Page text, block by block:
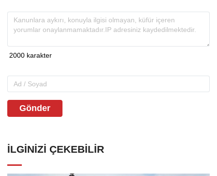
Gönder
İLGINIZI ÇEKEBILIR